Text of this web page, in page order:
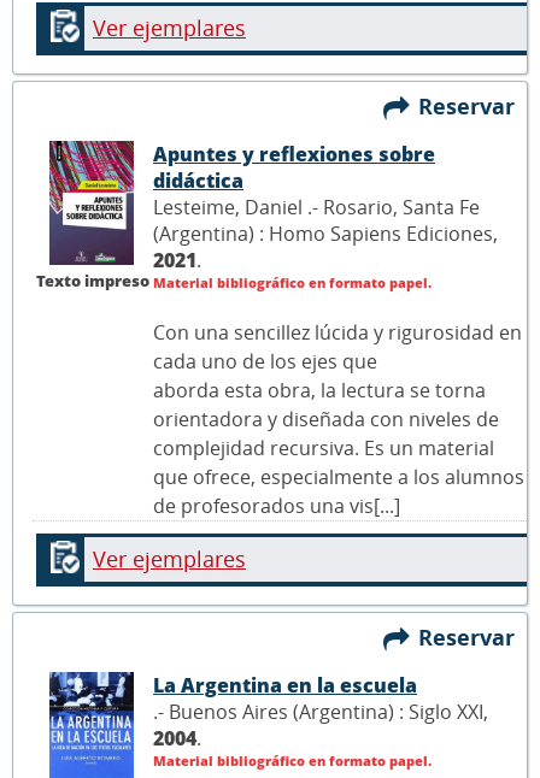
Ver ejemplares
Reservar
Texto impreso
Apuntes y reflexiones sobre
didáctica
Lesteime, Daniel .- Rosario, Santa Fe
(Argentina) : Homo Sapiens Ediciones,
2021.
Material bibliográfico en formato papel.
Con una sencillez lúcida y rigurosidad en
cada uno de los ejes que
aborda esta obra, la lectura se torna
orientadora y diseñada con niveles de
complejidad recursiva. Es un material
que ofrece, especialmente a los alumnos
de profesorados una vis[...]
Ver ejemplares
Reservar
La Argentina en la escuela
.- Buenos Aires (Argentina) : Siglo XXI,
2004.
Material bibliográfico en formato papel.